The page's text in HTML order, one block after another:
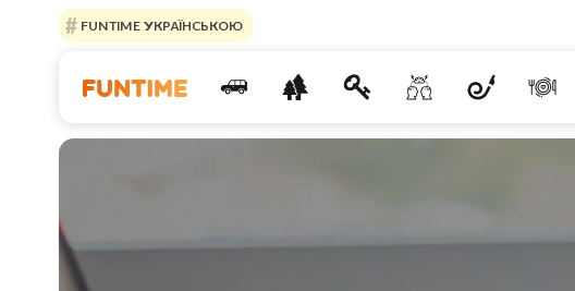
FUNTIME УКРАЇНСЬКОЮ